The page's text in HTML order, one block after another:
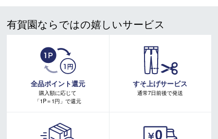
＊店頭在庫と共有をしております。タイミングにより完売す
＊当WEBサイトにてビンディングを同時購入及びお持込みの
場合、取付工賃は無料です。
＊商品に質問などある場合は、ご購入前にショップまでお問
い合わせください。
有賀園ならではの嬉しいサービス
全品ポイント還元
購入額に応じて
「1P＝1円」で還元
すそ上げサービス
通常7日前後で発送